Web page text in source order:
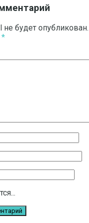
будет опубликован.
*